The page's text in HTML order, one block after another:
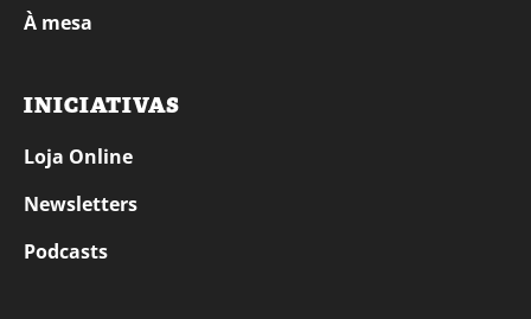
À mesa
INICIATIVAS
Loja Online
Newsletters
Podcasts